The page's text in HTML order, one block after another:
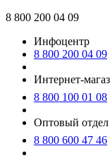
8 800 200 04 09
Инфоцентр
8 800 200 04 09
Интернет-
8 800 100 01 08
Оптовый
8 800 600 47 46